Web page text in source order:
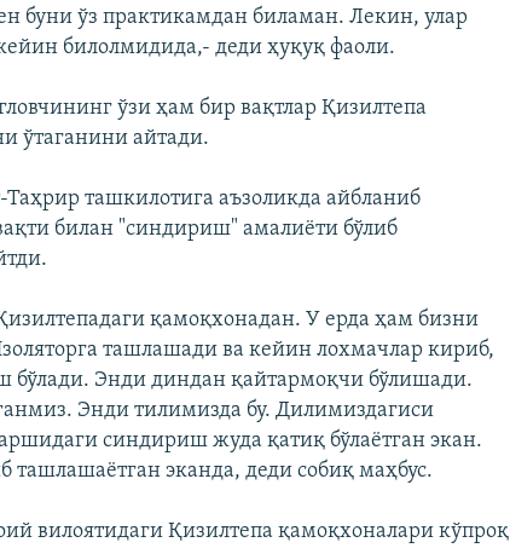
буни ўз практикамдан биламан. Лекин, улар
билолмидида,- деди ҳуқуқ фаоли.
ўзи ҳам бир вақтлар Қизилтепа
ўтаганини айтади.
ташкилотига аъзоликда айбланиб
билан "синдириш" амалиёти бўлиб
қамоқхонадан. У ерда ҳам бизни
ташлашади ва кейин лохмачлар кириб,
бўлади. Энди диндан қайтармоқчи бўлишади.
Энди тилимизда бу. Дилимиздагиси
синдириш жуда қатиқ бўлаётган экан.
эканда, деди собиқ маҳбус.
вилоятидаги Қизилтепа қамоқхоналари кўпроқ